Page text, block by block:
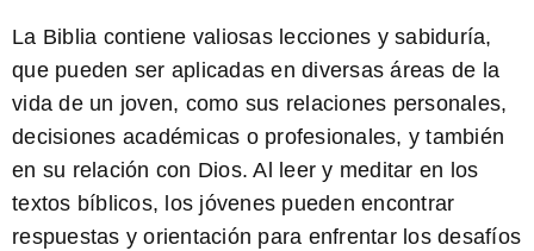
La Biblia contiene valiosas lecciones y sabiduría,
que pueden ser aplicadas en diversas áreas de la
vida de un joven, como sus relaciones personales,
decisiones académicas o profesionales, y también
en su relación con Dios. Al leer y meditar en los
textos bíblicos, los jóvenes pueden encontrar
respuestas y orientación para enfrentar los desafíos